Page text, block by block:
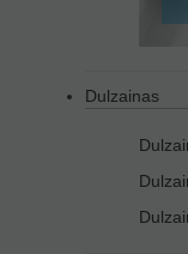
Dulzainas